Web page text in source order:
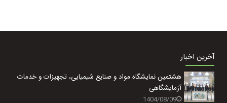
آخرین اخبار
هشتمین نمایشگاه مواد و صنایع شیمیایی، تجهیزات و خدمات
آزمایشگاهی
1404/08/09